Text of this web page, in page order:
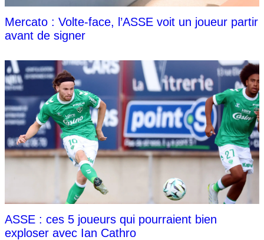
Mercato : Volte-face, l’ASSE voit un joueur partir
avant de signer
ASSE : ces 5 joueurs qui pourraient bien
exploser avec Ian Cathro